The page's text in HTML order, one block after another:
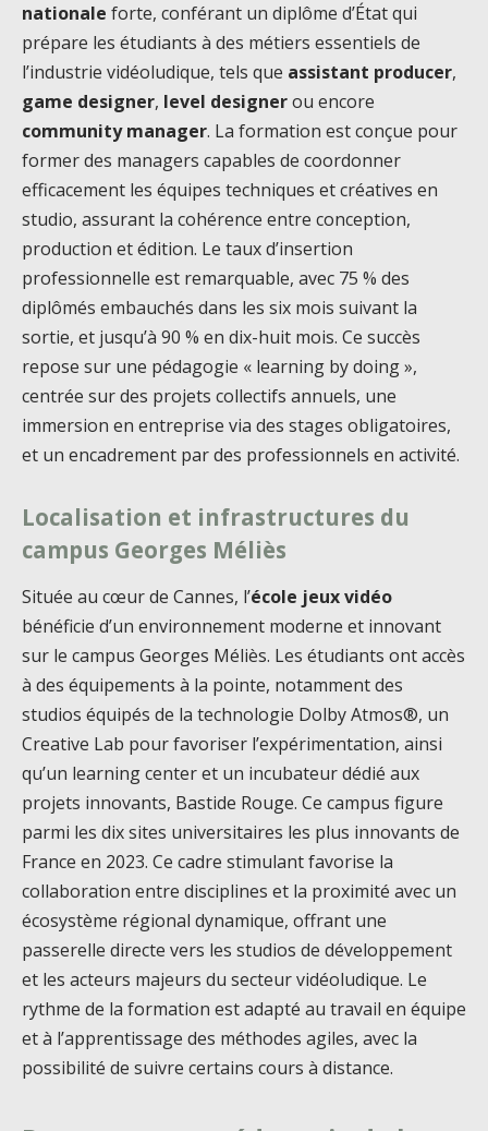
nationale forte, conférant un diplôme d’État qui
prépare les étudiants à des métiers essentiels de
l’industrie vidéoludique, tels que assistant producer,
game designer, level designerou encore
community manager. La formation est conçue pour
former des managers capables de coordonner
efficacement les équipes techniques et créatives en
studio, assurant la cohérence entre conception,
production et édition. Le taux d’insertion
professionnelle est remarquable, avec 75 % des
diplômés embauchés dans les six mois suivant la
sortie, et jusqu’à 90 % en dix-huit mois. Ce succès
repose sur une pédagogie « learning by doing »,
centrée sur des projets collectifs annuels, une
immersion en entreprise via des stages obligatoires,
et un encadrement par des professionnels en activité.
Localisation et infrastructures du
campus Georges Méliès
Située au cœur de Cannes, l’école jeux vidéo
bénéficie d’un environnement moderne et innovant
sur le campus Georges Méliès. Les étudiants ont accès
à des équipements à la pointe, notamment des
studios équipés de la technologie Dolby Atmos®, un
Creative Lab pour favoriser l’expérimentation, ainsi
qu’un learning center et un incubateur dédié aux
projets innovants, Bastide Rouge. Ce campus figure
parmi les dix sites universitaires les plus innovants de
France en 2023. Ce cadre stimulant favorise la
collaboration entre disciplines et la proximité avec un
écosystème régional dynamique, offrant une
passerelle directe vers les studios de développement
et les acteurs majeurs du secteur vidéoludique. Le
rythme de la formation est adapté au travail en équipe
et à l’apprentissage des méthodes agiles, avec la
possibilité de suivre certains cours à distance.